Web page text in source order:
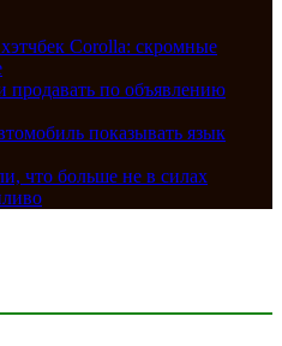
Corolla: скромные
продавать по объявлению
показывать язык
что больше не в силах